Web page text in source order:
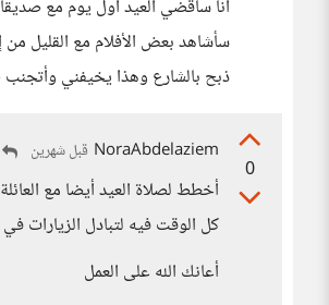
أنا سأقضي العيد أول يوم مع
سأشاهد بعض الأفلام مع القليل
ذبح بالشارع وهذا يخيفني
0
NoraAbdelaziem قبل شهرين
أخطط لصلاة العيد أيضا مع
كل الوقت فيه لتبادل الزيارات
أعانك الله على العمل